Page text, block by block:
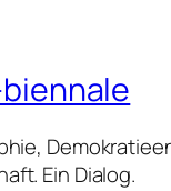
Ein Dialog.